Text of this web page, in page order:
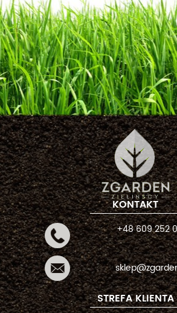
KONTAKT
+48 609 252
STREFA KLIENTA